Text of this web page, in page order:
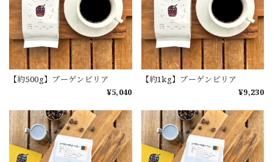
【約500g】ブーゲンビリア
¥5,040
【約1kg】ブーゲンビリア
¥9,230